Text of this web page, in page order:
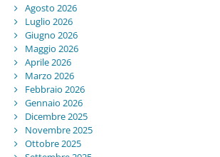
Agosto 2026
Luglio 2026
Giugno 2026
Maggio 2026
Aprile 2026
Marzo 2026
Febbraio 2026
Gennaio 2026
Dicembre 2025
Novembre 2025
Ottobre 2025